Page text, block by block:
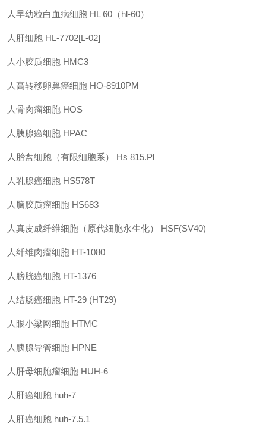
人早幼粒白血病细胞 HL 60 （hl-60）
人肝细胞 HL-7702[L-02]
人小胶质细胞 HMC3
人高转移卵巢癌细胞 HO-8910PM
人骨肉瘤细胞 HOS
人胰腺癌细胞 HPAC
人胎盘细胞（有限细胞系） Hs 815.Pl
人乳腺癌细胞 HS578T
人脑胶质瘤细胞 HS683
人真皮成纤维细胞（原代细胞永生化） HSF(SV40)
人纤维肉瘤细胞 HT-1080
人膀胱癌细胞 HT-1376
人结肠癌细胞 HT-29 (HT29)
人眼小梁网细胞 HTMC
人胰腺导管细胞 HPNE
人肝母细胞瘤细胞 HUH-6
人肝癌细胞 huh-7
人肝癌细胞 huh-7.5.1